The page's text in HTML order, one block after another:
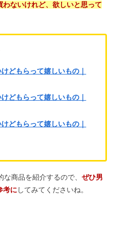
わないけれど、欲しいと思って
どもらって嬉しいもの｜
どもらって嬉しいもの｜
どもらって嬉しいもの｜
商品を紹介するので、 ぜひ男
考にしてみてくださいね。